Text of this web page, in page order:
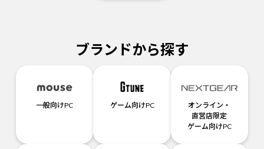
ブランドから探す
一般向けPC ゲーム向けPC
オンライン・
直営店限定
ゲーム向けPC